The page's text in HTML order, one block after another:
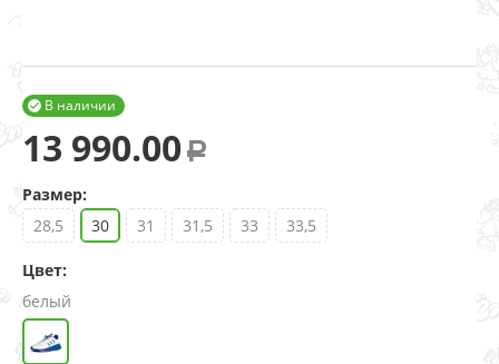
В наличии

13 990.00 Р
Размер:
28,5
30 31 31,5 33 33,5
Цвет:
белый